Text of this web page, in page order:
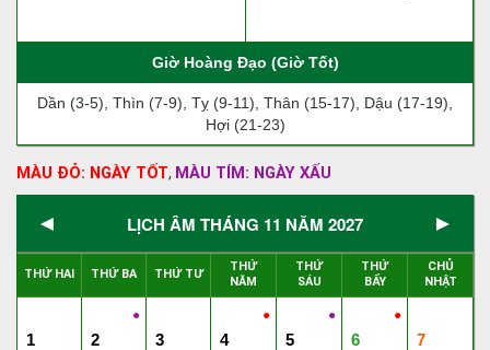
Giờ Hoàng Đạo (Giờ Tốt)
Dần (3-5), Thìn (7-9), Tỵ (9-11), Thân (15-17), Dậu (17-19),
Hợi (21-23)
MÀU ĐỎ: NGÀY TỐT, MÀU TÍM: NGÀY XẤU
◄ LỊCH ÂM THÁNG 11 NĂM 2027 ►
THỨ HAI THỨ BA THỨ TƯ
THỨ
NĂM
THỨ
SÁU
THỨ
BẨY
CHỦ
NHẬT
1
●
2 3
●
4
●
5
●
6 7